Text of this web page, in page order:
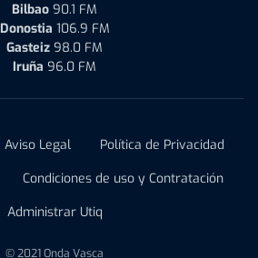
Bilbao 90.1 FM
Donostia 106.9 FM
Gasteiz 98.0 FM
Iruña 96.0 FM
Aviso Legal
Política de Privacidad
Condiciones de uso y Contratación
Administrar Utiq
© 2021 Onda Vasca